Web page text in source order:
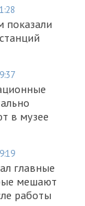
показали
в музее
главные
мешают
работы